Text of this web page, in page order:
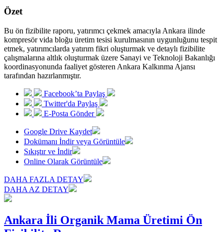
Özet
Bu ön fizibilite raporu, yatırımcı çekmek amacıyla Ankara ilinde
kompresör vida bloğu üretim tesisi kurulmasının uygunluğunu tespit
etmek, yatırımcılarda yatırım fikri oluşturmak ve detaylı fizibilite
çalışmalarına altlık oluşturmak üzere Sanayi ve Teknoloji Bakanlığı
koordinasyonunda faaliyet gösteren Ankara Kalkınma Ajansı
tarafından hazırlanmıştır.
Facebook’ta Paylaş
Twitter'da Paylaş
E-Posta Gönder
Google Drive Kaydet
Dokümanı İndir veya Görüntüle
Sıkıştır ve İndir
Online Olarak Görüntüle
DAHA FAZLA DETAY
DAHA AZ DETAY
Ankara İli Organik Mama Üretimi Ön